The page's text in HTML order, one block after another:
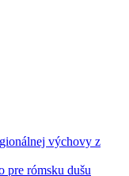
výchovy z
pre rómsku dušu